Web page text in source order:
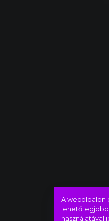
A weboldalon
lehető
használatával